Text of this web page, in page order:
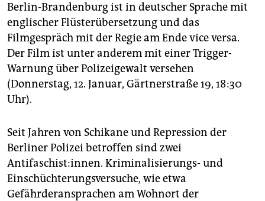
Berlin-Brandenburg ist in deutscher Sprache mit
englischer Flüsterübersetzung und das
Filmgespräch mit der Regie am Ende vice versa.
Der Film ist unter anderem mit einer Trigger-
Warnung über Polizeigewalt versehen
(Donnerstag, 12. Januar, Gärtnerstraße 19, 18:30
Uhr).
Seit Jahren von Schikane und Repression der
Berliner Polizei betroffen sind zwei
Antifaschist:innen. Kriminalisierungs- und
Einschüchterungsversuche, wie etwa
Gefährderansprachen am Wohnort der